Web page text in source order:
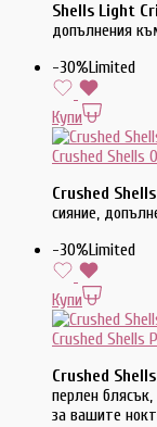
Shells Light
допълнения
-30%Limited
Купи
Crushed Shells
Crushed
сияние,
-30%Limited
Купи
Crushed Shells
Crushed
перлен
за вашите